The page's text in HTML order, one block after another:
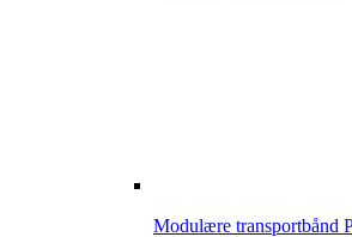
Modulære transportbånd